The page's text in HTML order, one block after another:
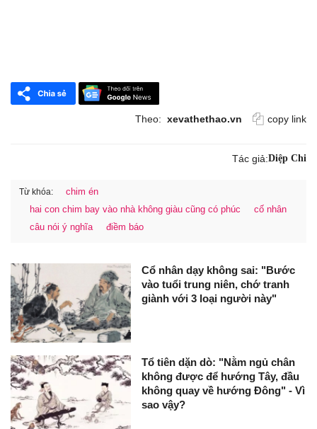
Theo: xevathethao.vn copy link
Tác giả:Diệp Chi
Từ khóa:
chim én
hai con chim bay vào nhà không giàu cũng có phúc
cố nhân
câu nói ý nghĩa
điềm báo
Cổ nhân dạy không sai: "Bước
vào tuổi trung niên, chớ tranh
giành với 3 loại người này"
Tổ tiên dặn dò: "Nằm ngủ chân
không được để hướng Tây, đầu
không quay về hướng Đông" - Vì
sao vậy?